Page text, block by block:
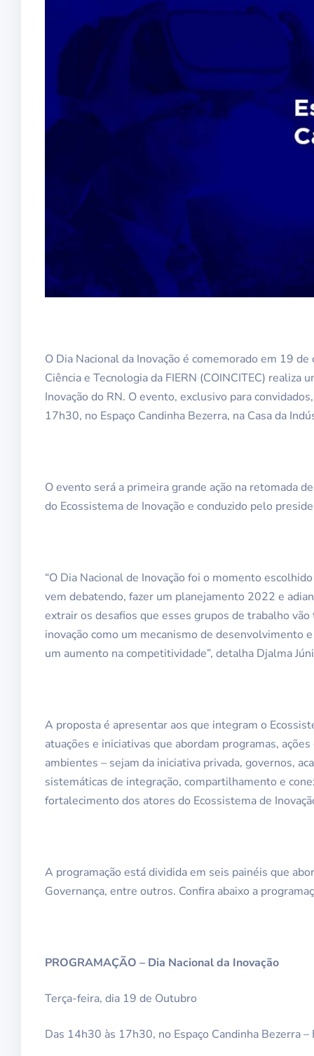
O Dia Nacional da Inovação é comemorado em 19
Ciência e Tecnologia da FIERN (COINCITEC)
Inovação do RN. O evento, exclusivo para
17h30, no Espaço Candinha Bezerra, na Casa da
O evento será a primeira grande ação na retomada
do Ecossistema de Inovação e conduzido pelo
“O Dia Nacional de Inovação foi o momento
vem debatendo, fazer um planejamento 2022 e
extrair os desafios que esses grupos de trabalho
inovação como um mecanismo de desenvolvimento
um aumento na competitividade”, detalha Djalma
A proposta é apresentar aos que integram o
atuações e iniciativas que abordam programas,
ambientes – sejam da iniciativa privada, governos,
sistemáticas de integração, compartilhamento e
fortalecimento dos atores do Ecossistema de
A programação está dividida em seis painéis que
Governança, entre outros. Confira abaixo a
PROGRAMAÇÃO – Dia Nacional da Inovação
Terça-feira, dia 19 de Outubro
Das 14h30 às 17h30, no Espaço Candinha Bezerra –